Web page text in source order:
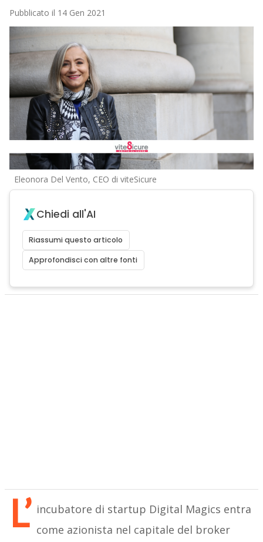
Pubblicato il 14 Gen 2021
Eleonora Del Vento, CEO di viteSicure
Chiedi all'AI
Riassumi questo articolo
Approfondisci con altre fonti
L’ incubatore di startup Digital Magics entra
come azionista nel capitale del broker